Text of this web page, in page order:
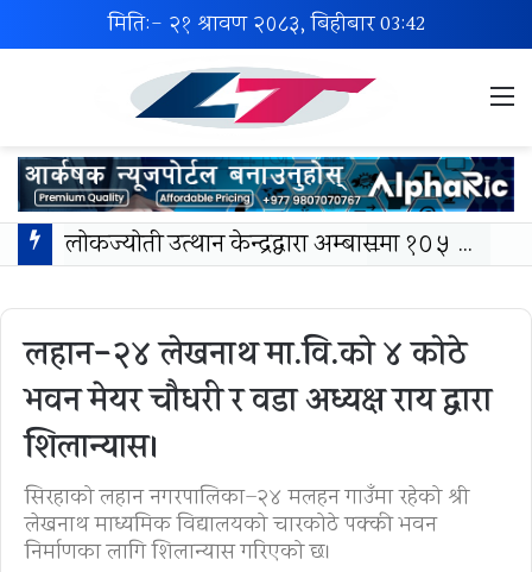
मिति:- २१ श्रावण २०८३, बिहीबार03:42
लोकज्योती उत्थान केन्द्रद्वारा अम्बासमा १०५ विपन्न विद्यार्थीलाई शैक्षिक तथा खेलकुद सामग्री वितरण
लहान-२४ लेखनाथ मा.वि.को ४ कोठे
भवन मेयर चाैधरी र वडा अध्यक्ष राय द्वारा
शिलान्यास।
सिरहाको लहान नगरपालिका–२४ मलहन गाउँमा रहेको श्री
लेखनाथ माध्यमिक विद्यालयको चारकोठे पक्की भवन
निर्माणका लागि शिलान्यास गरिएको छ।